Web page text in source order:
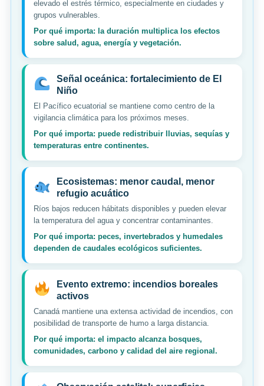
elevado el estrés térmico, especialmente en ciudades y
grupos vulnerables.
Por qué importa: la duración multiplica los efectos
sobre salud, agua, energía y vegetación.
Señal oceánica: fortalecimiento de El
Niño
El Pacífico ecuatorial se mantiene como centro de la
vigilancia climática para los próximos meses.
Por qué importa: puede redistribuir lluvias, sequías y
temperaturas entre continentes.
Ecosistemas: menor caudal, menor
refugio acuático
Ríos bajos reducen hábitats disponibles y pueden elevar
la temperatura del agua y concentrar contaminantes.
Por qué importa: peces, invertebrados y humedales
dependen de caudales ecológicos suficientes.
Evento extremo: incendios boreales
activos
Canadá mantiene una extensa actividad de incendios, con
posibilidad de transporte de humo a larga distancia.
Por qué importa: el impacto alcanza bosques,
comunidades, carbono y calidad del aire regional.